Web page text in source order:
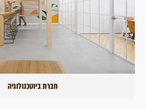
חברת ביוטכנולוגיה